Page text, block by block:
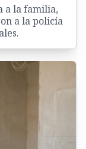
a la familia,
a la policía